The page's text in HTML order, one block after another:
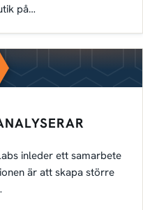
på…
inleder ett samarbete
är att skapa större